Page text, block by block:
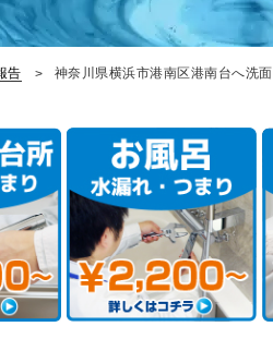
告 神奈川県横浜市港南区港南台へ洗